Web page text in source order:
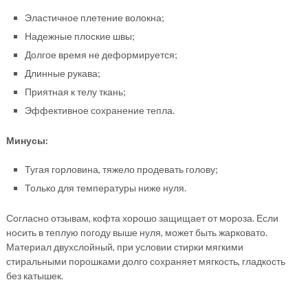
Эластичное плетение волокна;
Надежные плоские швы;
Долгое время не деформируется;
Длинные рукава;
Приятная к телу ткань;
Эффективное сохранение тепла.
Минусы:
Тугая горловина, тяжело продевать голову;
Только для температуры ниже нуля.
Согласно отзывам, кофта хорошо защищает от мороза. Если
носить в теплую погоду выше нуля, может быть жарковато.
Материал двухслойный, при условии стирки мягкими
стиральными порошками долго сохраняет мягкость, гладкость
без катышек.